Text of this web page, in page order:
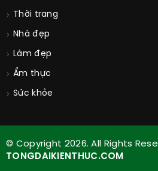
Thời trang
Nhà đẹp
Làm đẹp
Ẩm thực
Sức khỏe
© Copyright 2026. All Rights
TONGDAIKIENTHUC.COM